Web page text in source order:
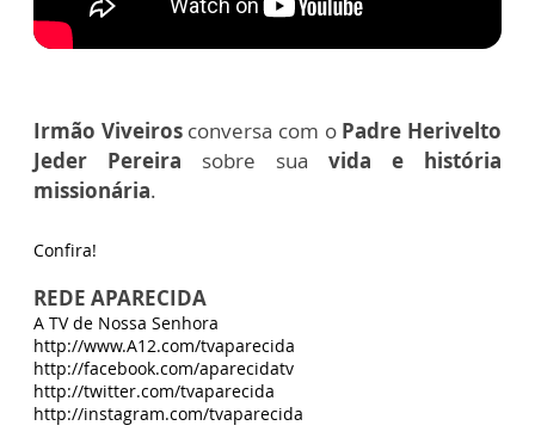
Irmão Viveirosconversa com o Padre Herivelto
Jeder Pereira sobre sua vida e história
missionária.
Confira!
REDE APARECIDA
A TV de Nossa Senhora
http://www.A12.com/tvaparecida
http://facebook.com/aparecidatv
http://twitter.com/tvaparecida
http://instagram.com/tvaparecida